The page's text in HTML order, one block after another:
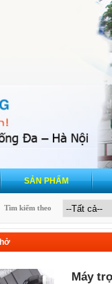
SẢN PHẨM
Tìm kiếm theo
Máy